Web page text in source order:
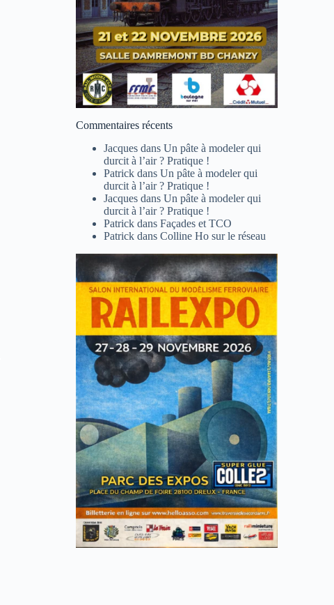
Commentaires récents
Jacquesdans Un pâte à modeler qui
durcit à l’air ? Pratique !
Patrickdans Un pâte à modeler qui
durcit à l’air ? Pratique !
Jacquesdans Un pâte à modeler qui
durcit à l’air ? Pratique !
Patrickdans Façades et TCO
Patrickdans Colline Ho sur le réseau